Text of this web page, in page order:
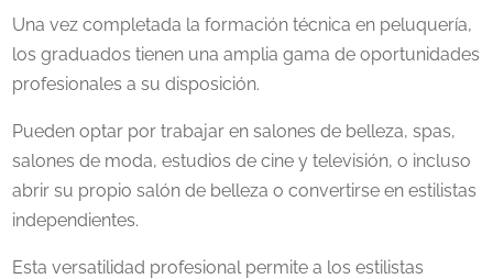
Una vez completada la formación técnica en peluquería,
los graduados tienen una amplia gama de oportunidades
profesionales a su disposición.
Pueden optar por trabajar en salones de belleza, spas,
salones de moda, estudios de cine y televisión, o incluso
abrir su propio salón de belleza o convertirse en estilistas
independientes.
Esta versatilidad profesional permite a los estilistas